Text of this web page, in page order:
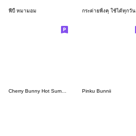
ฟีบี้ หมามอม กระต่ายพิ้งคุ ใช้ได้ทุกวัน
Cherry Bunny Hot Summer Pinku Bunnii